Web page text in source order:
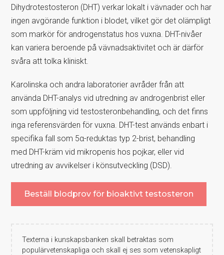
Dihydrotestosteron (DHT) verkar lokalt i vävnader och har
ingen avgörande funktion i blodet, vilket gör det olämpligt
som markör för androgenstatus hos vuxna. DHT-nivåer
kan variera beroende på vävnadsaktivitet och är därför
svåra att tolka kliniskt.
Karolinska och andra laboratorier avråder från att
använda DHT-analys vid utredning av androgenbrist eller
som uppföljning vid testosteronbehandling, och det finns
inga referensvärden för vuxna. DHT-test används enbart i
specifika fall som 5α-reduktas typ 2-brist, behandling
med DHT-kräm vid mikropenis hos pojkar, eller vid
utredning av avvikelser i könsutveckling (DSD).
Beställ blodprov för bioaktivt testosteron
Texterna i kunskapsbanken skall betraktas som
populärvetenskapliga och skall ej ses som vetenskapligt